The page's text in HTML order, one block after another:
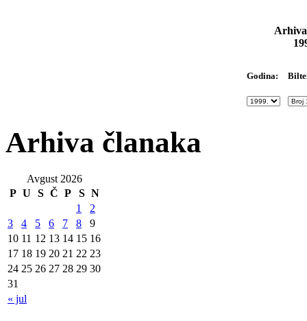
Godina:
Arhiva članaka
Avgust 2026
P U S Č P S N
« jul
1
2
3
4 5 6 7 8
9
10 11 12 13 14 15 16
17 18 19 20 21 22 23
24 25 26 27 28 29 30
31